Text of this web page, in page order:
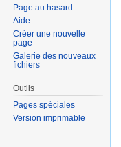
Page au hasard
Aide
Créer une nouvelle
page
Galerie des nouveaux
fichiers
Outils
Pages spéciales
Version imprimable